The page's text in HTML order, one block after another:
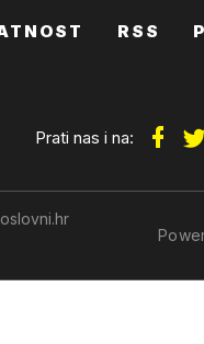
RSS
Prati nas i na: